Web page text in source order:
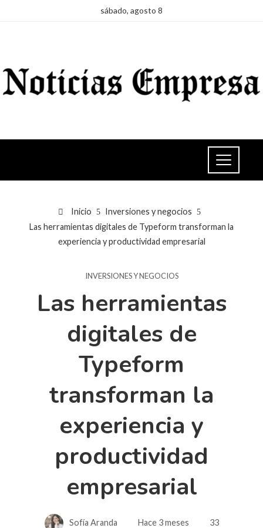
sábado, agosto 8
Inicio
Inversiones y negocios
Las herramientas digitales de Typeform transforman la
experiencia y productividad empresarial
INVERSIONES Y NEGOCIOS
Las herramientas
digitales de
Typeform
transforman la
experiencia y
productividad
empresarial
Sofía Aranda Hace 3 meses 33